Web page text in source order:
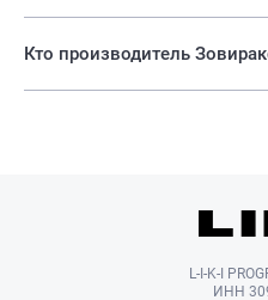
Кто производитель
L-I-K-I
ИНН